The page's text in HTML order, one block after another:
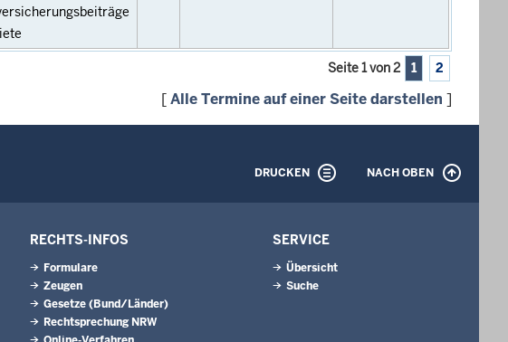
Seite 1 von 2 1 2
[Alle Termine auf einer Seite darstellen ]
DRUCKEN NACH OBEN
RECHTS-INFOS
Formulare
Zeugen
Gesetze (Bund/Länder)
Rechtsprechung NRW
SERVICE
Übersicht
Suche